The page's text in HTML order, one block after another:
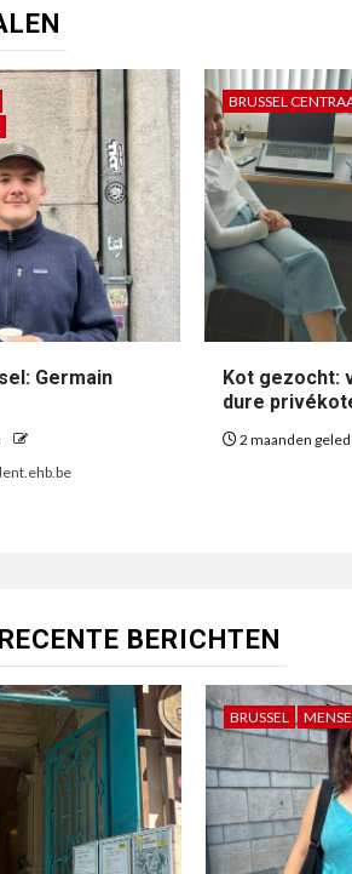
Germain
BRUSSEL
Kot gezocht:
dure
2 maanden
BERICHTEN
BRUSSEL